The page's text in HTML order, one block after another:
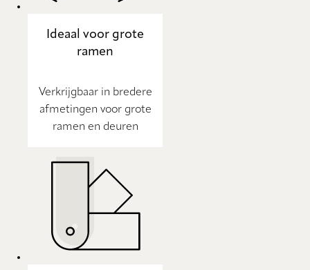
Ideaal voor grote
ramen
Verkrijgbaar in bredere
afmetingen voor grote
ramen en deuren